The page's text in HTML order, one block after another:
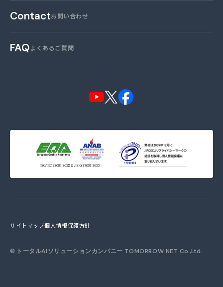
Contactお問い合わせ
FAQよくあるご質問
サイトマップ個人情報保護方針
© トータルAIソリューションカンパニー TOMORROW NET Co.,Ltd.